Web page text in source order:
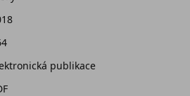
publikace